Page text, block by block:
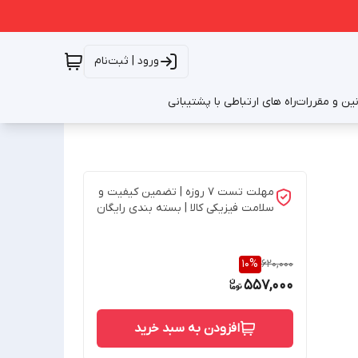
ورود | ثبت‌نام
و مقرراتراه های ارتباطی با پشتیبانی
مهلت تست 7 روزه | تضمین کیفیت و
سلامت فیزیکی کالا | بسته بندی رایگان
620,000
10%
557,000
افزودن به سبد خرید